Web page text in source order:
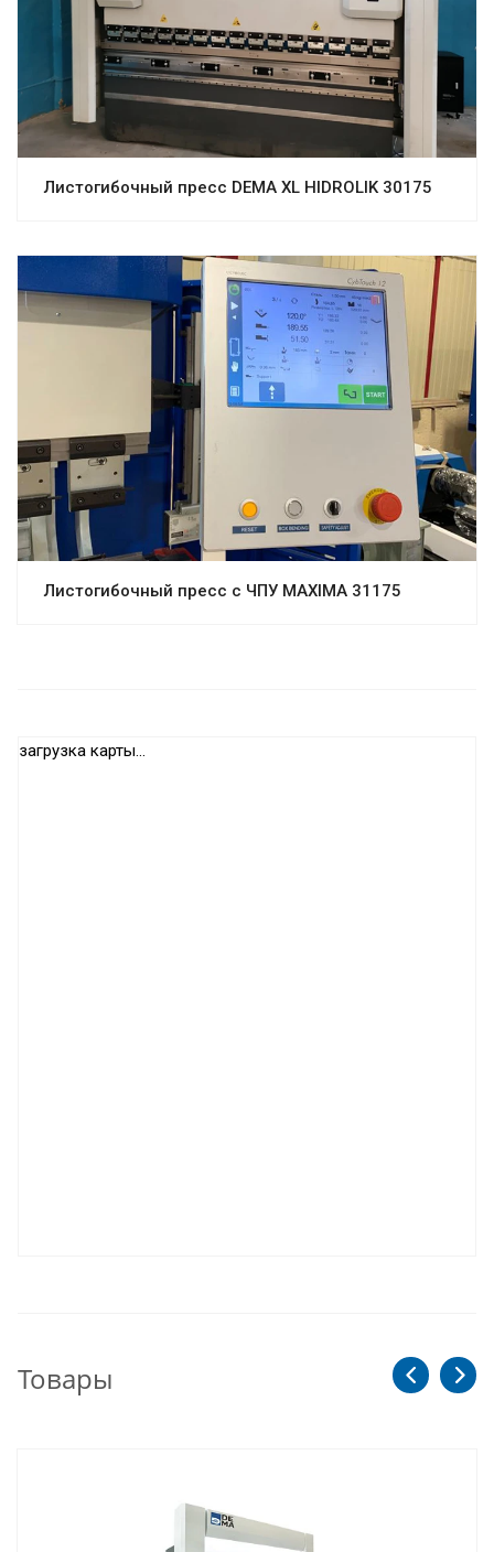
Листогибочный пресс DEMA XL HIDROLIK 30175
Листогибочный пресс с ЧПУ MAXIMA 31175
загрузка карты...
Товары